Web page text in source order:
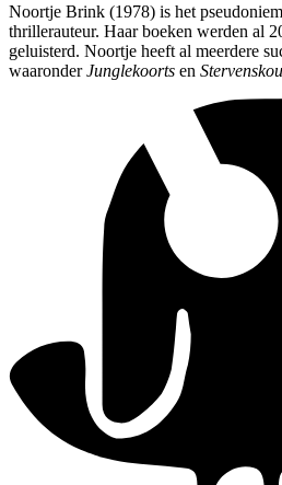
Noortje Brink (1978) is het
thrillerauteur. Haar boeken werden al
geluisterd. Noortje heeft al meerdere
waaronderJunglekoorts en